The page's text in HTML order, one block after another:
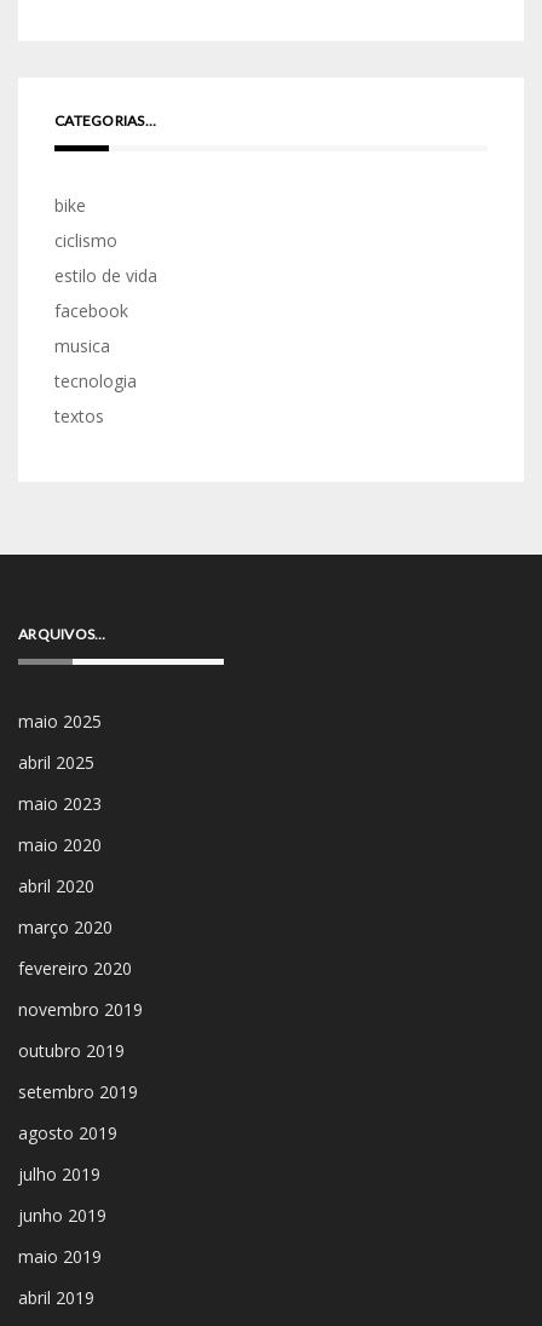
CATEGORIAS…
bike
ciclismo
estilo de vida
facebook
musica
tecnologia
textos
ARQUIVOS…
maio 2025
abril 2025
maio 2023
maio 2020
abril 2020
março 2020
fevereiro 2020
novembro 2019
outubro 2019
setembro 2019
agosto 2019
julho 2019
junho 2019
maio 2019
abril 2019